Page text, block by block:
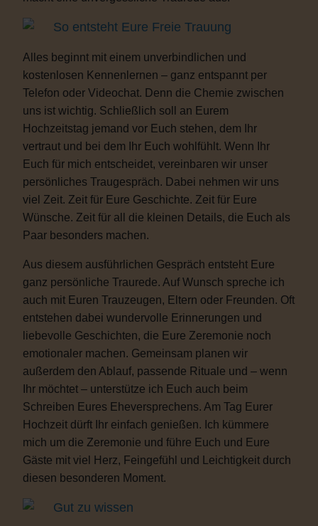
So entsteht Eure Freie Trauung
Alles beginnt mit einem unverbindlichen und
kostenlosen Kennenlernen – ganz entspannt per
Telefon oder Videochat. Denn die Chemie zwischen
uns ist wichtig. Schließlich soll an Eurem
Hochzeitstag jemand vor Euch stehen, dem Ihr
vertraut und bei dem Ihr Euch wohlfühlt. Wenn Ihr
Euch für mich entscheidet, vereinbaren wir unser
persönliches Traugespräch. Dabei nehmen wir uns
viel Zeit. Zeit für Eure Geschichte. Zeit für Eure
Wünsche. Zeit für all die kleinen Details, die Euch als
Paar besonders machen.
Aus diesem ausführlichen Gespräch entsteht Eure
ganz persönliche Traurede. Auf Wunsch spreche ich
auch mit Euren Trauzeugen, Eltern oder Freunden. Oft
entstehen dabei wundervolle Erinnerungen und
liebevolle Geschichten, die Eure Zeremonie noch
emotionaler machen. Gemeinsam planen wir
außerdem den Ablauf, passende Rituale und – wenn
Ihr möchtet – unterstütze ich Euch auch beim
Schreiben Eures Eheversprechens. Am Tag Eurer
Hochzeit dürft Ihr einfach genießen. Ich kümmere
mich um die Zeremonie und führe Euch und Eure
Gäste mit viel Herz, Feingefühl und Leichtigkeit durch
diesen besonderen Moment.
Gut zu wissen